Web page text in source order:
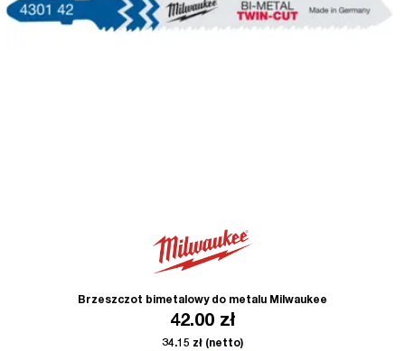
Brzeszczot bimetalowy do metalu Milwaukee
42.00 zł
34.15 zł (netto)